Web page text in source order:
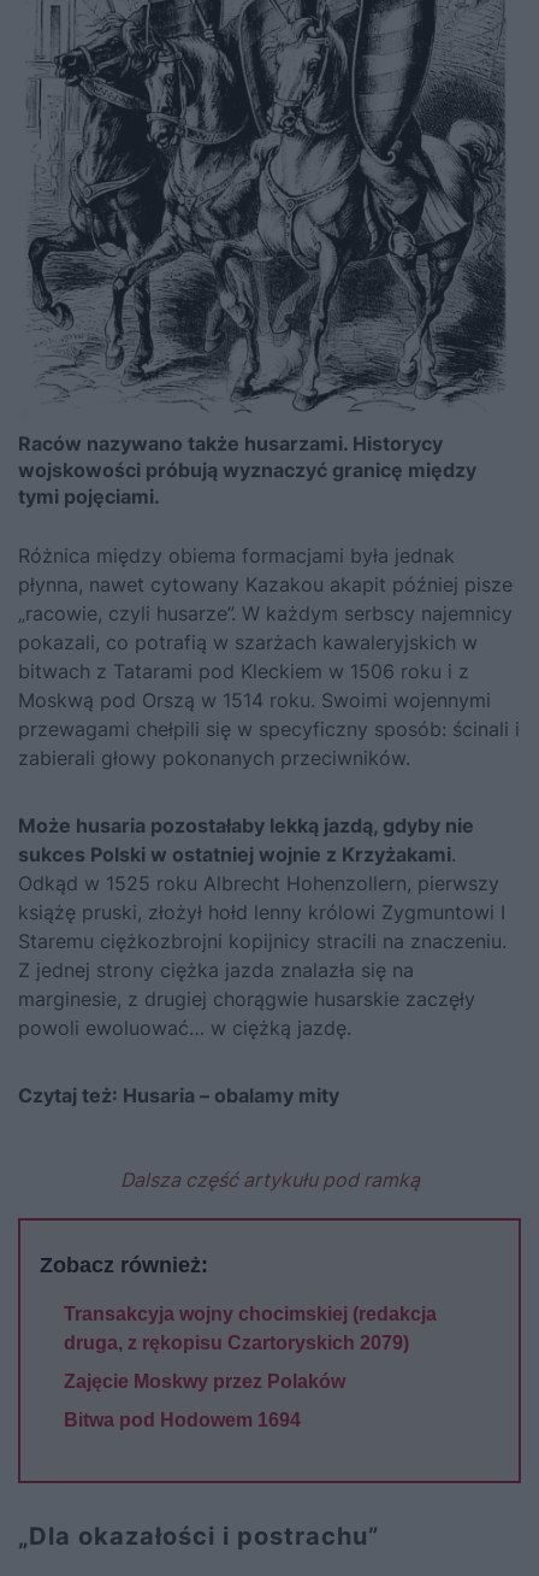
Raców nazywano także husarzami. Historycy
wojskowości próbują wyznaczyć granicę między
tymi pojęciami.
Różnica między obiema formacjami była jednak
płynna, nawet cytowany Kazakou akapit później pisze
„racowie, czyli husarze”. W każdym serbscy najemnicy
pokazali, co potrafią w szarżach kawaleryjskich w
bitwach z Tatarami pod Kleckiem w 1506 roku i z
Moskwą pod Orszą w 1514 roku. Swoimi wojennymi
przewagami chełpili się w specyficzny sposób: ścinali i
zabierali głowy pokonanych przeciwników.
Może husaria pozostałaby lekką jazdą, gdyby nie
sukces Polski w ostatniej wojnie z Krzyżakami.
Odkąd w 1525 roku Albrecht Hohenzollern, pierwszy
książę pruski, złożył hołd lenny królowi Zygmuntowi I
Staremu ciężkozbrojni kopijnicy stracili na znaczeniu.
Z jednej strony ciężka jazda znalazła się na
marginesie, z drugiej chorągwie husarskie zaczęły
powoli ewoluować… w ciężką jazdę.
Czytaj też: Husaria – obalamy mity
Dalsza część artykułu pod ramką
Zobacz również:
Transakcyja wojny chocimskiej (redakcja
druga, z rękopisu Czartoryskich 2079)
Zajęcie Moskwy przez Polaków
Bitwa pod Hodowem 1694
„Dla okazałości i postrachu”